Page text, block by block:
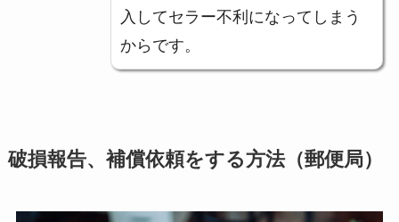
入してセラー不利になってしまう
からです。
破損報告、補償依頼をする方法（郵便局）